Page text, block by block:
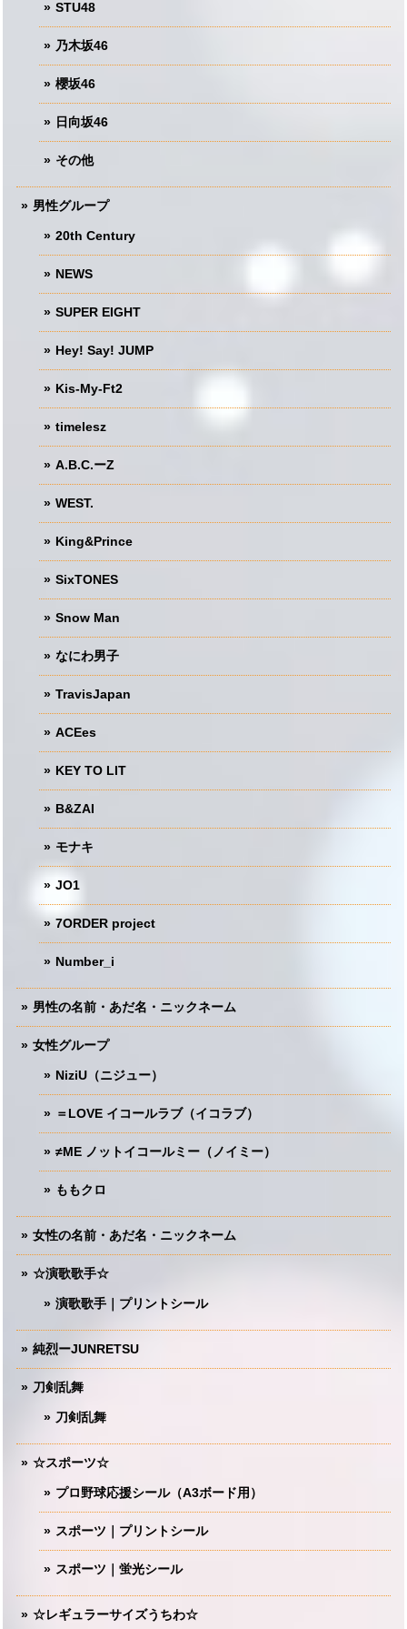
STU48
乃木坂46
櫻坂46
日向坂46
その他
男性グループ
20th Century
NEWS
SUPER EIGHT
Hey! Say! JUMP
Kis-My-Ft2
timelesz
A.B.C.ーZ
WEST.
King&Prince
SixTONES
Snow Man
なにわ男子
TravisJapan
ACEes
KEY TO LIT
B&ZAI
モナキ
JO1
7ORDER project
Number_i
男性の名前・あだ名・ニックネーム
女性グループ
NiziU（ニジュー）
＝LOVE イコールラブ（イコラブ）
≠ME ノットイコールミー（ノイミー）
ももクロ
女性の名前・あだ名・ニックネーム
☆演歌歌手☆
演歌歌手｜プリントシール
純烈ーJUNRETSU
刀剣乱舞
刀剣乱舞
☆スポーツ☆
プロ野球応援シール（A3ボード用）
スポーツ｜プリントシール
スポーツ｜蛍光シール
☆レギュラーサイズうちわ☆